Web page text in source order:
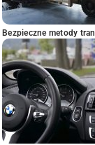
Bezpieczne metody